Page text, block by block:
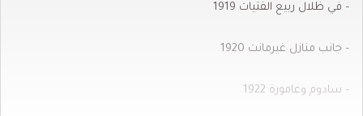
– في ظلال ربيع الفتيات 1919
– جانب منازل غيرمانت 1920
– سادوم وعامورة 1922